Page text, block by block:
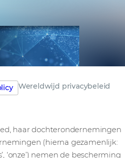
Wereldwijd privacybeleid
haar dochterondernemingen
(hierna gezamenlijk:
‘onze’) nemen de bescherming